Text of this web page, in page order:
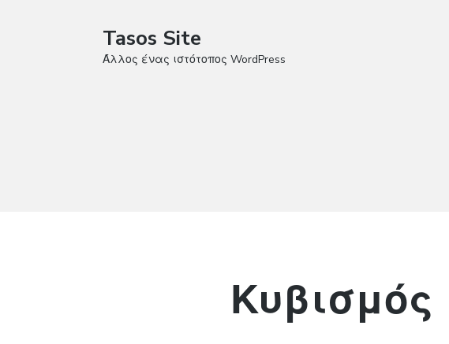
Tasos Site
Άλλος ένας ιστότοπος WordPress
Κυβισμός